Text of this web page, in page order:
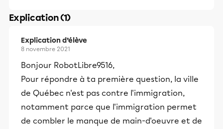
Explication (1)
Explication d’élève
8 novembre 2021
Bonjour RobotLibre9516,
Pour répondre à ta première question, la ville
de Québec n'est pas contre l'immigration,
notamment parce que l'immigration permet
de combler le manque de main-d'oeuvre et de